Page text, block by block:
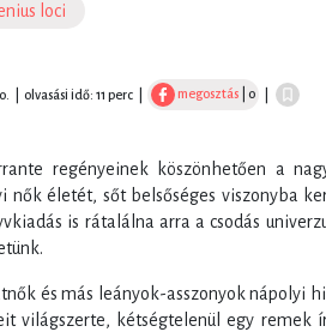
loci
olvasási idő: 11 perc megosztás | 0
regényeinek köszönhetően a
nők életét, sőt belsőséges viszonyba
is rátalálna arra a csodás
és más leányok-asszonyok nápolyi
világszerte, kétségtelenül egy remek